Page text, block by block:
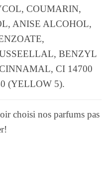
COUMARIN,
ANISE ALCOHOL,
BENZYL
CI 14700
(YELLOW 5).
choisi nos parfums pas